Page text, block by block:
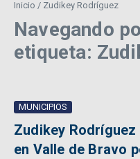
Inicio / Zudikey Rodríguez
Navegando
etiqueta:
MUNICIPIOS
Zudikey
en Valle de Bravo